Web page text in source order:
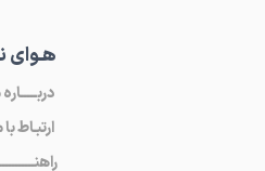
هـوای
ارتبـاط